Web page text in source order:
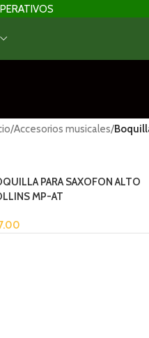
/Accesorios musicales/
PARA SAXOFON ALTO
MP-AT